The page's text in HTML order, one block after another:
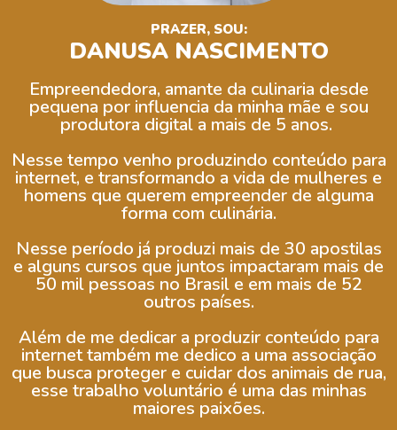
PRAZER, SOU:
DANUSA NASCIMENTO
Empreendedora, amante da culinaria desde
pequena por influencia da minha mãe e sou
produtora digital a mais de 5 anos.
Nesse tempo venho produzindo conteúdo para
internet, e transformando a vida de mulheres e
homens que querem empreender de alguma
forma com culinária.
Nesse período já produzi mais de 30 apostilas
e alguns cursos que juntos impactaram mais de
50 mil pessoas no Brasil e em mais de 52
outros países.
Além de me dedicar a produzir conteúdo para
internet também me dedico a uma associação
que busca proteger e cuidar dos animais de rua,
esse trabalho voluntário é uma das minhas
maiores paixões.